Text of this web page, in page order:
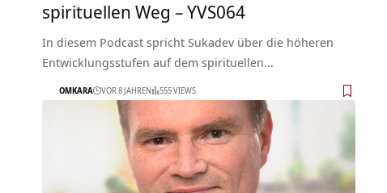
spirituellen Weg – YVS064
In diesem Podcast spricht Sukadev über die höheren
Entwicklungsstufen auf dem spirituellen…
OMKARA VOR 8 JAHREN 555 VIEWS